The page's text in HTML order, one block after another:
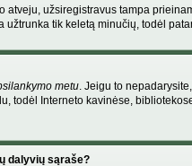
užsiregistravus tampa
tik keletą minučių, todėl
metu. Jeigu to
Interneto kavinėse,
dalyvių sąraše?